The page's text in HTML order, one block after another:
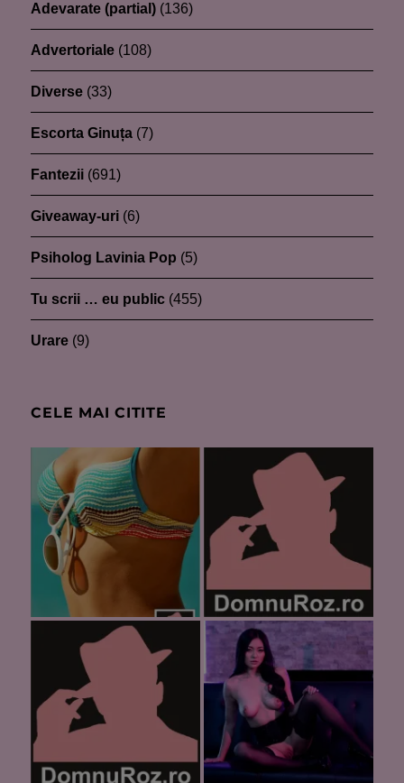
Adevarate (partial) (136)
Advertoriale (108)
Diverse (33)
Escorta Ginuța (7)
Fantezii (691)
Giveaway-uri (6)
Psiholog Lavinia Pop (5)
Tu scrii … eu public (455)
Urare (9)
CELE MAI CITITE